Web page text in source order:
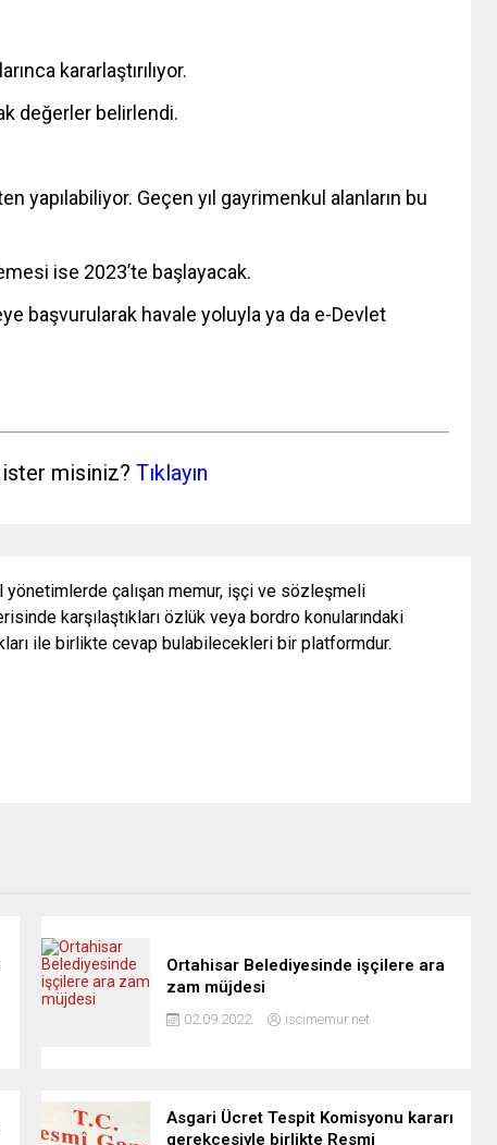
kararlaştırılıyor.
değerler belirlendi.
yapılabiliyor. Geçen yıl gayrimenkul alanların bu
ise 2023’te başlayacak.
başvurularak havale yoluyla ya da e-Devlet
misiniz? Tıklayın
çalışan memur, işçi ve sözleşmeli
karşılaştıkları özlük veya bordro konularındaki
ile birlikte cevap bulabilecekleri bir platformdur.
Ortahisar Belediyesinde işçilere ara
zam müjdesi
02.09.2022 iscimemur.net
Asgari Ücret Tespit Komisyonu kararı
gerekçesiyle birlikte Resmi